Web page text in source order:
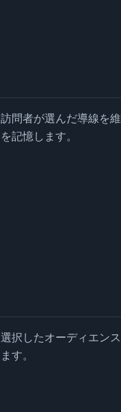
訪問者が選んだ導線を
を記憶します。
選択したオーディエン
ます。